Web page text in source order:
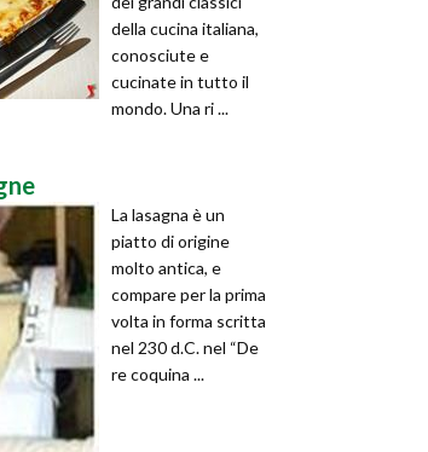
della cucina italiana,
conosciute e
cucinate in tutto il
mondo. Una ri ...
La lasagna è un
piatto di origine
molto antica, e
compare per la prima
volta in forma scritta
nel 230 d.C. nel “De
re coquina ...